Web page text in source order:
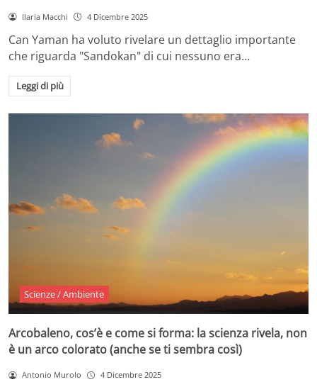
Ilaria Macchi 4 Dicembre 2025
Can Yaman ha voluto rivelare un dettaglio importante
che riguarda "Sandokan" di cui nessuno era…
Leggi di più
Scienze / Ambiente
Arcobaleno, cos’è e come si forma: la scienza rivela, non
è un arco colorato (anche se ti sembra così)
Antonio Murolo 4 Dicembre 2025